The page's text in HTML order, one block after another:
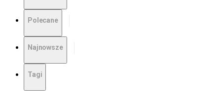
Polecane
Najnowsze
Tagi